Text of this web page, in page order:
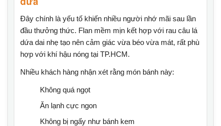
Đây chính là yếu tố khiến nhiều người nhớ mãi sau lần
đầu thưởng thức. Flan mềm mịn kết hợp với rau câu lá
dứa dai nhẹ tạo nên cảm giác vừa béo vừa mát, rất phù
hợp với khí hậu nóng tại TP.HCM.
Nhiều khách hàng nhận xét rằng món bánh này:
Không quá ngọt
Ăn lạnh cực ngon
Không bị ngấy như bánh kem